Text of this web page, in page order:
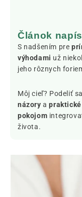
Článok
S nadšením pre
výhodami už
jeho rôznych
Môj cieľ? Podeliť
názory a
pokojom
života.